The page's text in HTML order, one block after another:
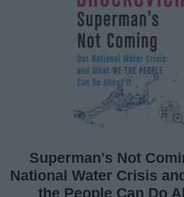
Superman's Not
National Water Crisis
the People Can Do